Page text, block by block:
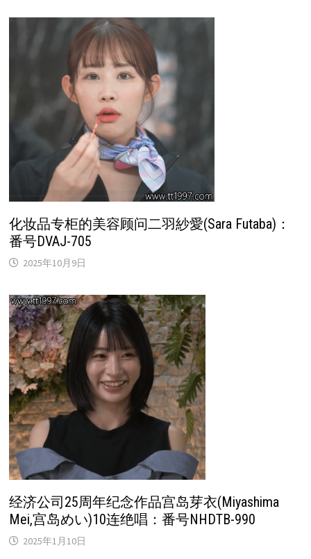
化妆品专柜的美容顾问二羽紗愛(Sara Futaba)：
番号DVAJ-705
2025年10月9日
经济公司25周年纪念作品宫岛芽衣(Miyashima
Mei,宫岛めい)10连绝唱：番号NHDTB-990
2025年1月10日